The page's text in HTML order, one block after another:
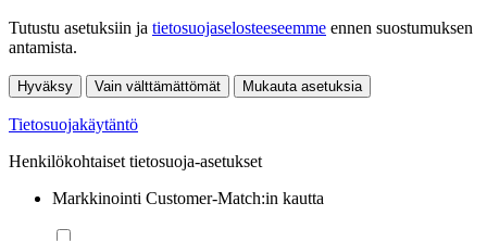
Tutustu asetuksiin ja tietosuojaselosteeseemme ennen suostumuksen
antamista.
Hyväksy Vain välttämättömät Mukauta asetuksia
Tietosuojakäytäntö
Henkilökohtaiset tietosuoja-asetukset
Markkinointi Customer-Match:in kautta